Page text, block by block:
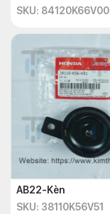
SKU: 84120K66V00
AB22-Kèn
SKU: 38110K56V51